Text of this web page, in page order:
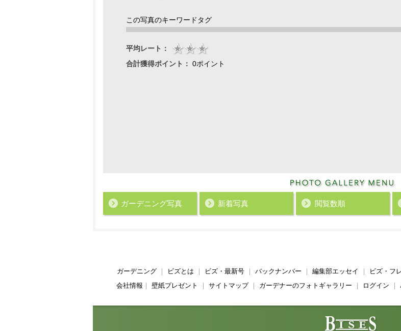
この写真のキーワードタグ
平均レート：
合計獲得ポイント： 0ポイント
ガーデニング写真 新着写真 閲覧数順
ガーデニング｜ ビズとは ビズ・最新号｜ バックナンバー 編集部エッセイ ビズ・フ
会社情報
壁紙プレゼント サイトマップ｜ ガーデナーのフォトギャラリー ログイン